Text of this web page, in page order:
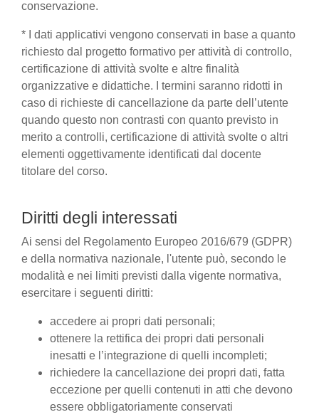
conservazione.
* I dati applicativi vengono conservati in base a quanto
richiesto dal progetto formativo per attività di controllo,
certificazione di attività svolte e altre finalità
organizzative e didattiche. I termini saranno ridotti in
caso di richieste di cancellazione da parte dell’utente
quando questo non contrasti con quanto previsto in
merito a controlli, certificazione di attività svolte o altri
elementi oggettivamente identificati dal docente
titolare del corso.
Diritti degli interessati
Ai sensi del Regolamento Europeo 2016/679 (GDPR)
e della normativa nazionale, l'utente può, secondo le
modalità e nei limiti previsti dalla vigente normativa,
esercitare i seguenti diritti:
accedere ai propri dati personali;
ottenere la rettifica dei propri dati personali
inesatti e l’integrazione di quelli incompleti;
richiedere la cancellazione dei propri dati, fatta
eccezione per quelli contenuti in atti che devono
essere obbligatoriamente conservati